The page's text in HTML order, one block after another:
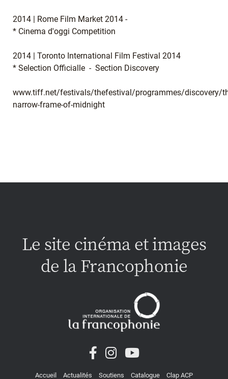
2014 | Rome Film Market 2014 -
* Cinema d'oggi Competition
2014 | Toronto International Film Festival 2014
* Selection Officialle - Section Discovery
www.tiff.net/festivals/thefestival/programmes/discovery/
narrow-frame-of-midnight
Le site cinéma et images
de la Francophonie
Accueil Actualités Soutiens Catalogue Clap ACP